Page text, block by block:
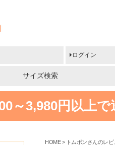
ログイン
サイズ検索
～3,980円以上で
HOME トムポンさんのレビ